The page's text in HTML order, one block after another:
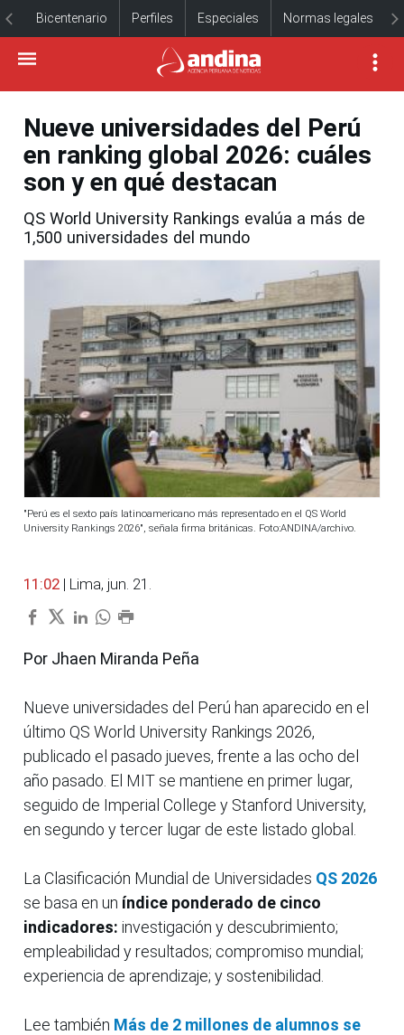
Bicentenario Perfiles Especiales Normas legales
Nueve universidades del Perú
en ranking global 2026: cuáles
son y en qué destacan
QS World University Rankings evalúa a más de
1,500 universidades del mundo
"Perú es el sexto país latinoamericano más representado en el QS World
University Rankings 2026", señala firma británicas. Foto:ANDINA/archivo.
11:02 | Lima, jun. 21.
Por Jhaen Miranda Peña
Nueve universidades del Perú han aparecido en el
último QS World University Rankings 2026,
publicado el pasado jueves, frente a las ocho del
año pasado. El MIT se mantiene en primer lugar,
seguido de Imperial College y Stanford University,
en segundo y tercer lugar de este listado global.
La Clasificación Mundial de Universidades QS 2026
se basa en un índice ponderado de cinco
indicadores: investigación y descubrimiento;
empleabilidad y resultados; compromiso mundial;
experiencia de aprendizaje; y sostenibilidad.
Lee también Más de 2 millones de alumnos se